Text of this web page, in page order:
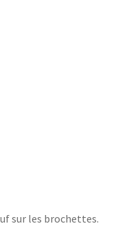
sur les brochettes.